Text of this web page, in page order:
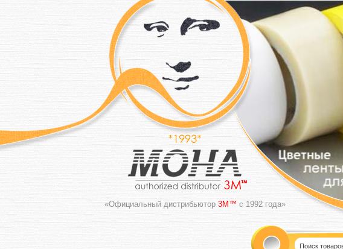
«Официальный дистрибьютор 3M™ с 1992 года»